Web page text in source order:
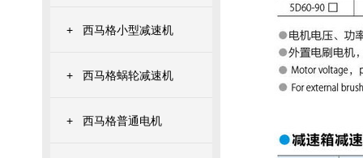
+ 西马格小型减速机
+ 西马格蜗轮减速机
+ 西马格普通电机